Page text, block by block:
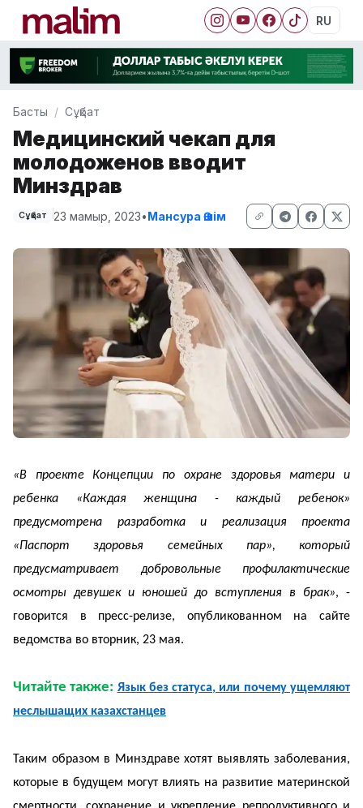
RU
Басты Сұқбат
Медицинский чекап для
молодоженов вводит
Минздрав
Сұқбат 23 мамыр, 2023•Мансура Әшім
«В проекте Концепции по охране здоровья матери и
ребенка «Каждая женщина - каждый ребенок»
предусмотрена разработка и реализация проекта
«Паспорт здоровья семейных пар», который
предусматривает добровольные профилактические
осмотры девушек и юношей до вступления в брак», -
говорится в пресс-релизе, опубликованном на сайте
ведомства во вторник, 23 мая.
Читайте также: Язык без статуса, или почему ущемляют
неслышащих казахстанцев
Таким образом в Минздраве хотят выявлять заболевания,
которые в будущем могут влиять на развитие материнской